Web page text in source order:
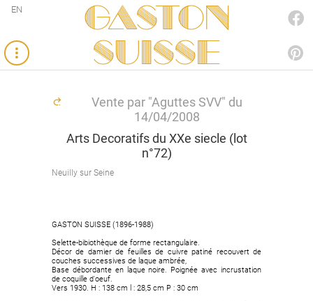
Gaston
SUISSE
EN
Vente par "Aguttes SVV" du
14/04/2008
Arts Decoratifs du XXe siecle (lot
n°72)
Neuilly sur Seine
GASTON SUISSE (1896-1988)
Selette-bibiothèque de forme rectangulaire.
Décor de damier de feuilles de cuivre patiné recouvert de
couches successives de laque ambrée,
Base débordante en laque noire. Poignée avec incrustation
de coquille d'oeuf.
Vers 1930. H : 138 cm l : 28,5 cm P : 30 cm